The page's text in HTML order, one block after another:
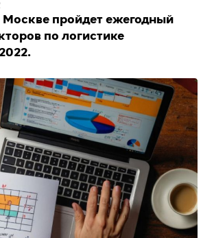
Москве пройдет ежегодный
по логистике